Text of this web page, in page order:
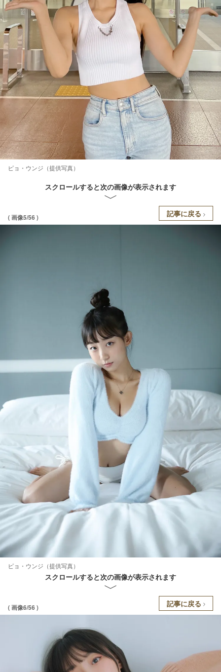
ピョ・ウンジ（提供写真）
スクロールすると次の画像が表示されます
( 画像5/56 ) 記事に戻る
ピョ・ウンジ（提供写真）
スクロールすると次の画像が表示されます
( 画像6/56 ) 記事に戻る